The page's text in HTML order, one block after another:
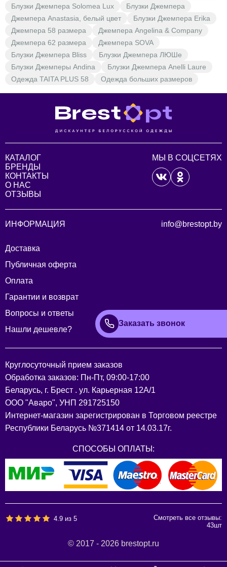
Блузки Джемпера Solomea Lux
Блузки Джемпера
Джемпера Anastasia, белый цвет
Блузки Джемпера Erika
Джемпера 58 размера
Джемпера Angelina & Company
Джемпера 62 размера
Джемпера SOVA
Блузки Джемпера Bliss
Блузки Джемпера ЛЮШе
Блузки Джемперы Andina
Блузки Джемпера Anelli Laure
Одежда TAITA PLUS 58
Одежда больших размеров
КАТАЛОГ
БРЕНДЫ
КОНТАКТЫ
О НАС
ОТЗЫВЫ
МЫ В СОЦСЕТЯХ
ИНФОРМАЦИЯ
Доставка
Публичная оферта
Оплата
Гарантии и возврат
Вопросы и ответы
Нашли дешевле?
info@brestopt.by
Заказать звонок
Круглосуточный прием заказов
Обработка заказов: Пн-Пт, 09:00-17:00
Беларусь, г. Брест . ул. Карьерная 12А/1
ООО "Аваро", УНП 291725150
Интернет-магазин зарегистрирован в Торговом реестре
Республики Беларусь №371414 от 14.03.17г.
СПОСОБЫ ОПЛАТЫ:
4.9 из5
Смотреть все отзывы:
43шт
© 2017 - 2026 brestopt.ru